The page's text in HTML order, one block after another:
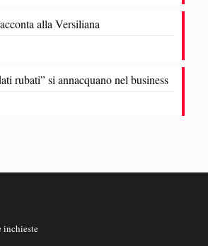
alla Versiliana
rubati” si annacquano nel business
inchieste